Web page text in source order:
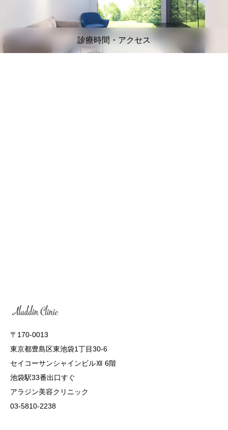
診療時間・アクセス
〒170-0013
東京都豊島区東池袋1丁目30-6
セイコーサンシャインビルⅫ 6階
池袋駅33番出口すぐ
アラジン美容クリニック
03-5810-2238